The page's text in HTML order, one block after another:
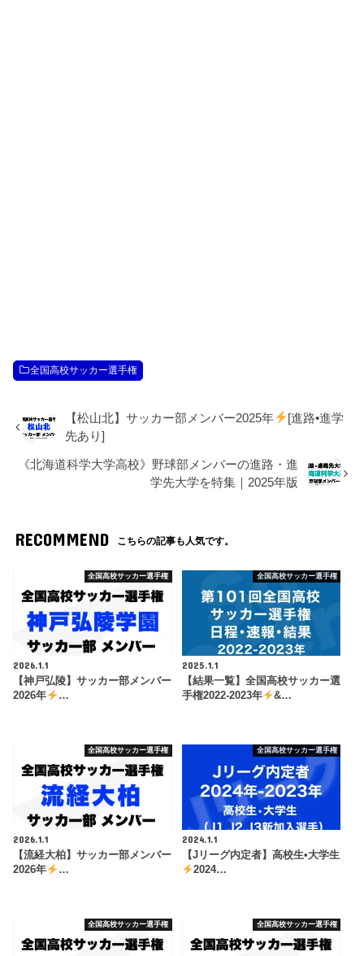
全国高校サッカー選手権
【松山北】サッカー部メンバー2025年
[進路•進学
先あり]
《北海道科学大学高校》野球部メンバーの進路・進
学先大学を特集｜2025年版
RECOMMEND こちらの記事も人気です。
全国高校サッカー選手権
2026.1.1
【神戸弘陵】サッカー部メンバー
2026年
…
全国高校サッカー選手権
2025.1.1
【結果一覧】全国高校サッカー選
手権2022-2023年
&…
全国高校サッカー選手権
2026.1.1
【流経大柏】サッカー部メンバー
2026年
…
全国高校サッカー選手権
2024.1.1
【Jリーグ内定者】高校生•大学生
2024…
全国高校サッカー選手権 全国高校サッカー選手権